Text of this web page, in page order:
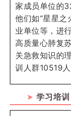
家成员单位的
他们如“星星之
业单位等，进
高质量心肺复
关急救知识的
训人群10519人
➤ 学习培训